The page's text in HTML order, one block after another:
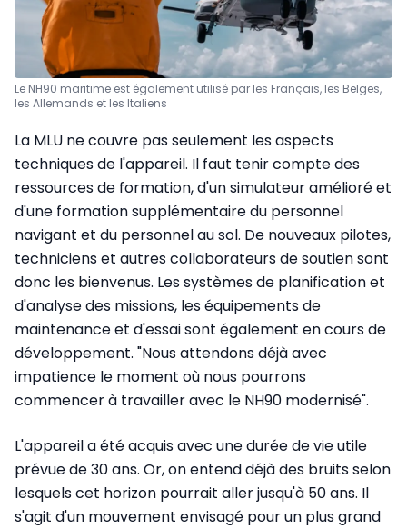
Le NH90 maritime est également utilisé par les Français, les Belges,
les Allemands et les Italiens
La MLU ne couvre pas seulement les aspects
techniques de l'appareil. Il faut tenir compte des
ressources de formation, d'un simulateur amélioré et
d'une formation supplémentaire du personnel
navigant et du personnel au sol. De nouveaux pilotes,
techniciens et autres collaborateurs de soutien sont
donc les bienvenus. Les systèmes de planification et
d'analyse des missions, les équipements de
maintenance et d'essai sont également en cours de
développement. "Nous attendons déjà avec
impatience le moment où nous pourrons
commencer à travailler avec le NH90 modernisé".
L'appareil a été acquis avec une durée de vie utile
prévue de 30 ans. Or, on entend déjà des bruits selon
lesquels cet horizon pourrait aller jusqu'à 50 ans. Il
s'agit d'un mouvement envisagé pour un plus grand